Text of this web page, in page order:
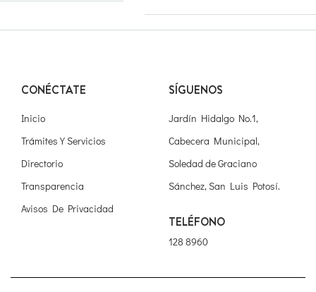
CONÉCTATE
Inicio
Trámites Y Servicios
Directorio
Transparencia
Avisos De Privacidad
SÍGUENOS
Jardín Hidalgo No.1,
Cabecera Municipal,
Soledad de Graciano
Sánchez, San Luis Potosí.
TELÉFONO
128 8960